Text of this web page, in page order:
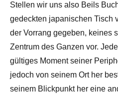
Stellen wir uns also Beils
gedeckten japanischen Tisch
der Vorrang gegeben, keines
Zentrum des Ganzen vor.
gültiges Moment seiner
jedoch von seinem Ort her
seinem Blickpunkt her eine